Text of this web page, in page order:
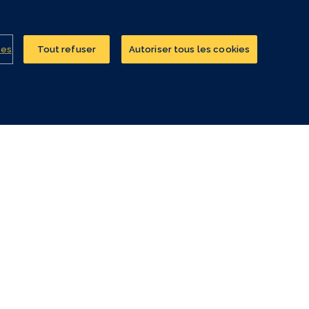
Lire l'article
Tout refuser Autoriser tous les cookies